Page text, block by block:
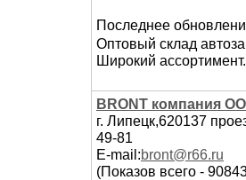
Последнее
Оптовый склад
Широкий
BRONT компания
г. Липецк,620137
49-81
E-mail:bront@r66.ru
(Показов всего -